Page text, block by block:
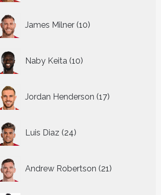
James Milner 10
producten
Naby Keita 10
producten
Jordan Henderson 17
producten
Luis Diaz 24
producten
Andrew Robertson 21
producten